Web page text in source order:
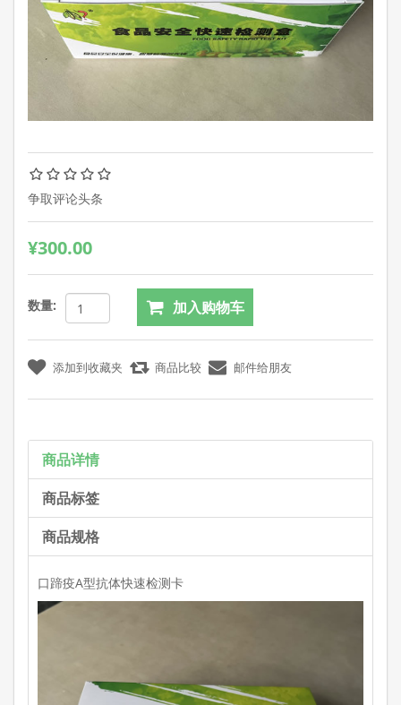
争取评论头条
¥300.00
数量:
商品详情
商品标签
商品规格
口蹄疫A型抗体快速检测卡